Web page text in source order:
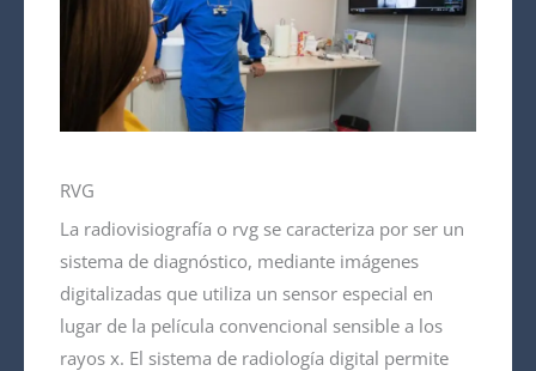
RVG
La radiovisiografía o rvg se caracteriza por ser un
sistema de diagnóstico, mediante imágenes
digitalizadas que utiliza un sensor especial en
lugar de la película convencional sensible a los
rayos x. El sistema de radiología digital permite